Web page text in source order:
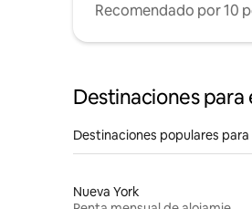
Recomendado por 10
Destinaciones para
Destinaciones populares
Nueva York